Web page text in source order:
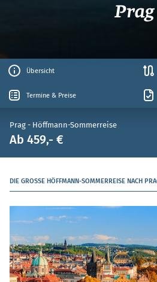
Prag
Übersicht
Termine & Preise
Prag - Höffmann-Sommerreise
Ab 459,- €
DIE GROSSE HÖFFMANN-SOMMERREISE NACH PRAG